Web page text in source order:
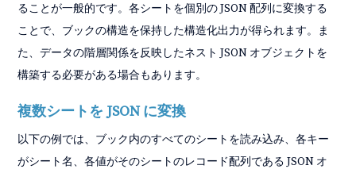
ることが一般的です。各シートを個別の JSON 配列に変換する
ことで、ブックの構造を保持した構造化出力が得られます。ま
た、データの階層関係を反映したネスト JSON オブジェクトを
構築する必要がある場合もあります。
複数シートを JSON に変換
以下の例では、ブック内のすべてのシートを読み込み、各キー
がシート名、各値がそのシートのレコード配列である JSON オ